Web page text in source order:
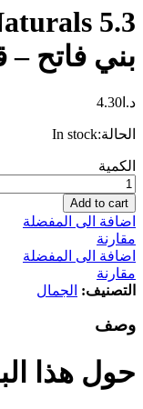
بني فاتح –
د.ا 4.30
الحالة:In stock
Garnier
Color
Naturals
5.3
لون
بني
فاتح
-
قد
العبوة
الكمية
Add to cart
اضافة الى المفضلة
مقارنة
اضافة الى المفضلة
مقارنة
التصنيف: الجمال
وصف
حول هذا